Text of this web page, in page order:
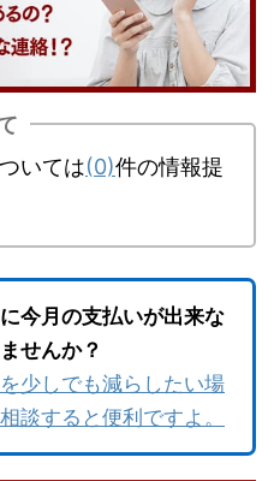
いては(0)件の情報提
今月の支払いが出来な
せんか？
少しでも減らしたい場
談すると便利ですよ。